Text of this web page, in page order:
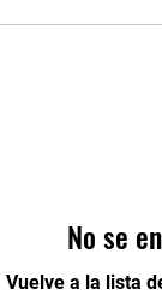
No se
Vuelve a la lista